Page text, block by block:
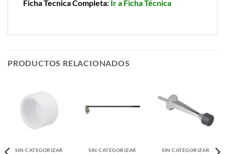
Ficha Tecnica Completa: Ir a Ficha Técnica
PRODUCTOS RELACIONADOS
SIN CATEGORIZAR SIN CATEGORIZAR SIN CATEGORIZAR